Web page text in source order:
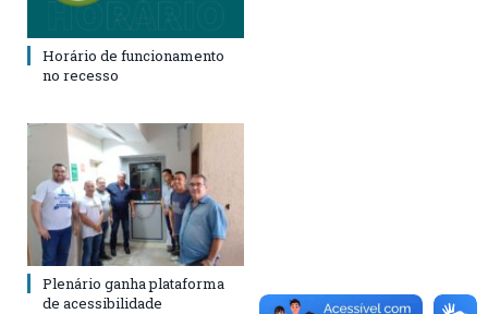
Horário de funcionamento
no recesso
Plenário ganha plataforma
de acessibilidade